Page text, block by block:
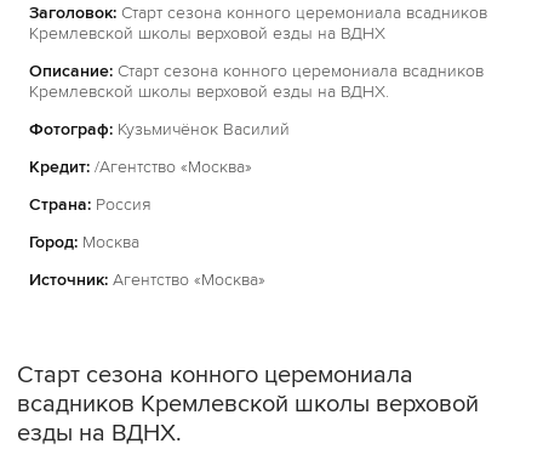
Заголовок: Старт сезона конного церемониала всадников
Кремлевской школы верховой езды на ВДНХ
Описание: Старт сезона конного церемониала всадников
Кремлевской школы верховой езды на ВДНХ.
Фотограф: Кузьмичёнок Василий
Кредит: /Агентство «Москва»
Страна: Россия
Город: Москва
Источник: Агентство «Москва»
Старт сезона конного церемониала
всадников Кремлевской школы верховой
езды на ВДНХ.